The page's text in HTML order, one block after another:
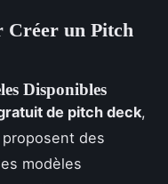
Créer un Pitch
Disponibles
de pitch deck,
des
modèles